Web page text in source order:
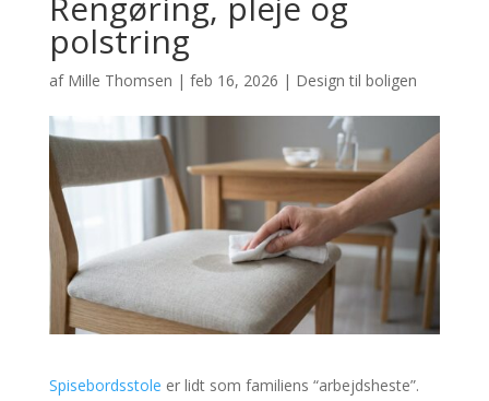
polstring
af Mille Thomsen | feb 16, 2026 | Design til boligen
Spisebordsstole er lidt som familiens “arbejdsheste”.